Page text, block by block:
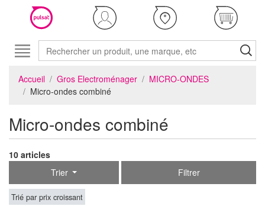
Accueil Gros Electroménager
MICRO-ONDES
Micro-ondes combiné
Micro-ondes combiné
10 articles
Trier
Filtrer
Trié par prix croissant